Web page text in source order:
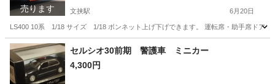
売ります 文挟駅 6月20日
LS400 10系 1/18 サイズ 1/18 ボンネット上げ下げできます。 運転席・助手席ドア
栃木 鹿沼市 模型、プラモデル 10系
セルシオ30前期 警護車 ミニカー
4,300円